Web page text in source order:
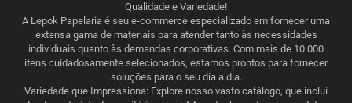
Qualidade e Variedade!
A Lepok Papelaria é seu e-commerce especializado em fornecer uma
extensa gama de materiais para atender tanto às necessidades
individuais quanto às demandas corporativas. Com mais de 10.000
itens cuidadosamente selecionados, estamos prontos para fornecer
soluções para o seu dia a dia.
Variedade que Impressiona: Explore nosso vasto catálogo, que inclui